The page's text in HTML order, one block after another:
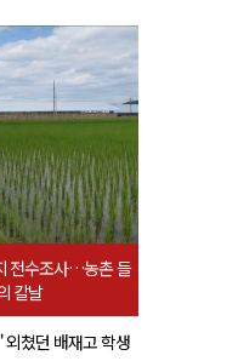
전수조사…농촌 들
칼날
쳤던 배재고 학생